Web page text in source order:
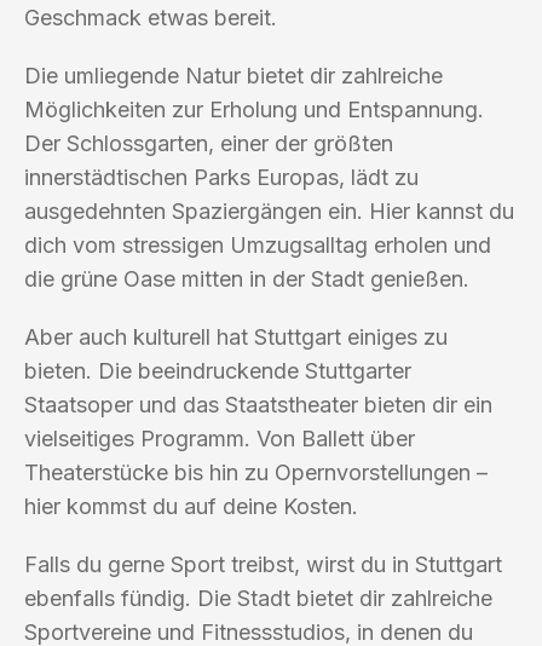
Geschmack etwas bereit.
Die umliegende Natur bietet dir zahlreiche
Möglichkeiten zur Erholung und Entspannung.
Der Schlossgarten, einer der größten
innerstädtischen Parks Europas, lädt zu
ausgedehnten Spaziergängen ein. Hier kannst du
dich vom stressigen Umzugsalltag erholen und
die grüne Oase mitten in der Stadt genießen.
Aber auch kulturell hat Stuttgart einiges zu
bieten. Die beeindruckende Stuttgarter
Staatsoper und das Staatstheater bieten dir ein
vielseitiges Programm. Von Ballett über
Theaterstücke bis hin zu Opernvorstellungen –
hier kommst du auf deine Kosten.
Falls du gerne Sport treibst, wirst du in Stuttgart
ebenfalls fündig. Die Stadt bietet dir zahlreiche
Sportvereine und Fitnessstudios, in denen du